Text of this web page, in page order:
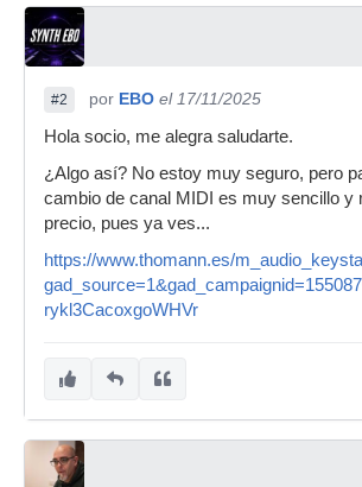
#2 por EBO el 17/11/2025
Hola socio, me alegra saludarte.
¿Algo así? No estoy muy seguro, pero
cambio de canal MIDI es muy sencillo y
precio, pues ya ves...
https://www.thomann.es/
rykl3CacoxgoWHVr